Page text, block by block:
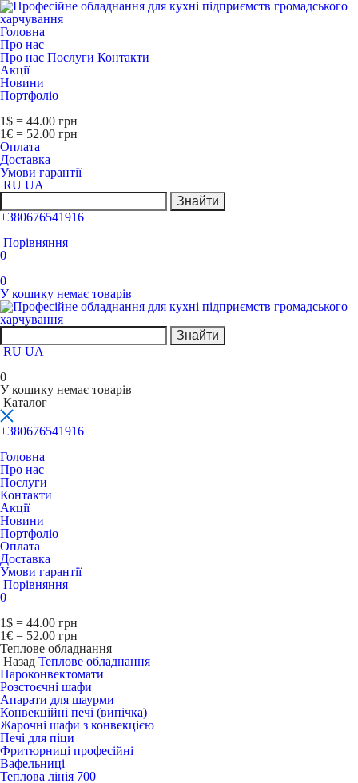
Головна
Про нас
Про нас Послуги Контакти
Акції
Новини
Портфоліо
1$ = 44.00 грн
1€ = 52.00 грн
Оплата
Доставка
Умови гарантії
RU UA
Знайти
+380676541916
Порівняння
0
0
У кошику немає товарів
Знайти
RU UA
0
У кошику немає товарів
Каталог
+380676541916
Головна
Про нас
Послуги
Контакти
Акції
Новини
Портфоліо
Оплата
Доставка
Умови гарантії
Порівняння
0
1$ = 44.00 грн
1€ = 52.00 грн
Теплове обладнання
Назад Теплове обладнання
Пароконвектомати
Розстоєчні шафи
Апарати для шаурми
Конвекційні печі (випічка)
Жарочні шафи з конвекцією
Печі для піци
Фритюрниці професійні
Вафельниці
Теплова лінія 700